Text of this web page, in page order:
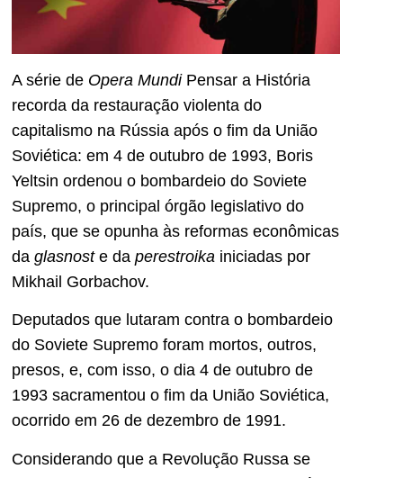
A série de Opera MundiPensar a História
recorda da restauração violenta do
capitalismo na Rússia após o fim da União
Soviética: em 4 de outubro de 1993, Boris
Yeltsin ordenou o bombardeio do Soviete
Supremo, o principal órgão legislativo do
país, que se opunha às reformas econômicas
da glasnoste da perestroika iniciadas por
Mikhail Gorbachov.
Deputados que lutaram contra o bombardeio
do Soviete Supremo foram mortos, outros,
presos, e, com isso, o dia 4 de outubro de
1993 sacramentou o fim da União Soviética,
ocorrido em 26 de dezembro de 1991.
Considerando que a Revolução Russa se